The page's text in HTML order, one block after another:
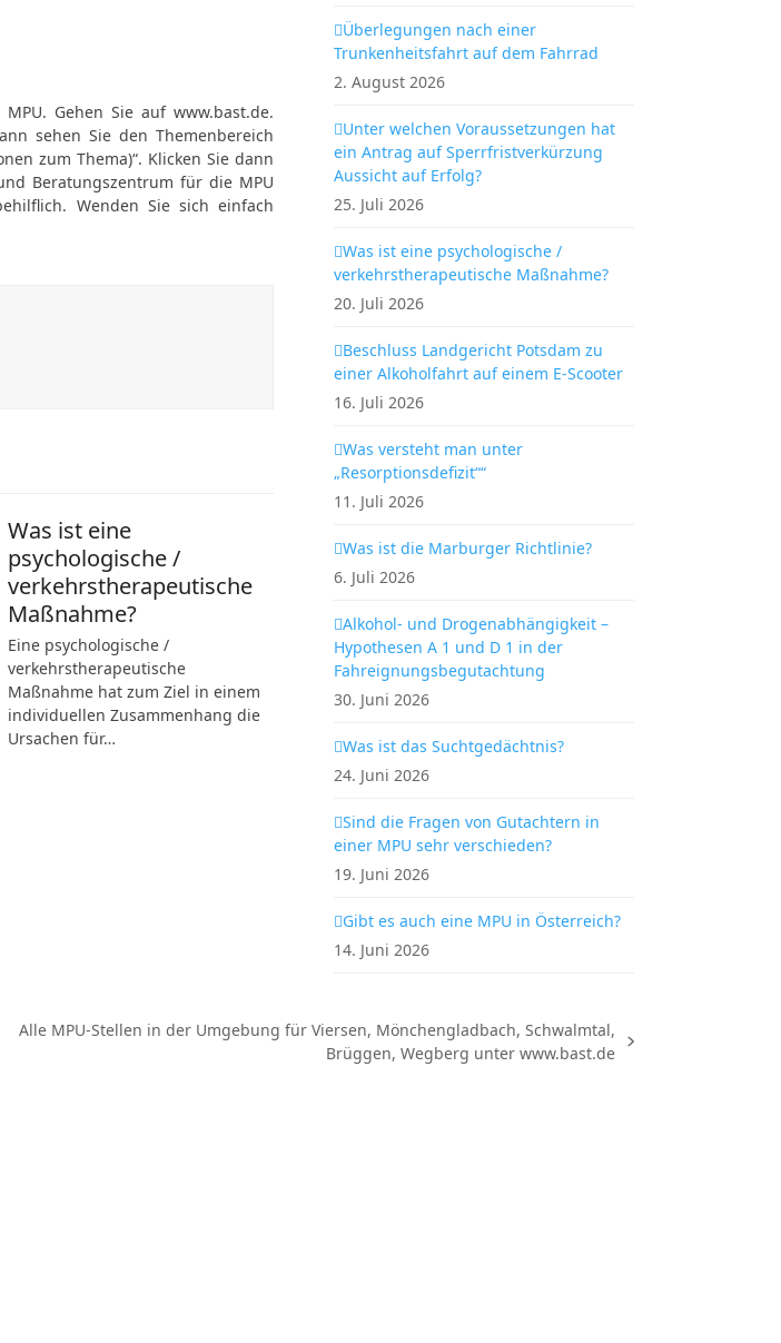
Gehen Sie auf www.bast.de.
sehen Sie den Themenbereich
zum Thema)“. Klicken Sie dann
Beratungszentrum für die MPU
Wenden Sie sich einfach
Was ist eine
psychologische /
verkehrstherapeutische
Maßnahme?
Eine psychologische /
verkehrstherapeutische
Maßnahme hat zum Ziel in einem
individuellen Zusammenhang die
Ursachen für…
Überlegungen nach einer
Trunkenheitsfahrt auf dem Fahrrad
2. August 2026
Unter welchen Voraussetzungen hat
ein Antrag auf Sperrfristverkürzung
Aussicht auf Erfolg?
25. Juli 2026
Was ist eine psychologische /
verkehrstherapeutische Maßnahme?
20. Juli 2026
Beschluss Landgericht Potsdam zu
einer Alkoholfahrt auf einem E-Scooter
16. Juli 2026
Was versteht man unter
„Resorptionsdefizit““
11. Juli 2026
Was ist die Marburger Richtlinie?
6. Juli 2026
Alkohol- und Drogenabhängigkeit –
Hypothesen A 1 und D 1 in der
Fahreignungsbegutachtung
30. Juni 2026
Was ist das Suchtgedächtnis?
24. Juni 2026
Sind die Fragen von Gutachtern in
einer MPU sehr verschieden?
19. Juni 2026
Gibt es auch eine MPU in Österreich?
14. Juni 2026
Alle MPU-Stellen in der Umgebung für Viersen, Mönchengladbach, Schwalmtal,
Brüggen, Wegberg unter www.bast.de